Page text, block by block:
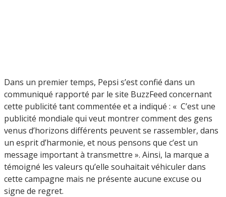
Dans un premier temps, Pepsi s’est confié dans un
communiqué rapporté par le site BuzzFeed concernant
cette publicité tant commentée et a indiqué : « C’est une
publicité mondiale qui veut montrer comment des gens
venus d’horizons différents peuvent se rassembler, dans
un esprit d’harmonie, et nous pensons que c’est un
message important à transmettre ». Ainsi, la marque a
témoigné les valeurs qu’elle souhaitait véhiculer dans
cette campagne mais ne présente aucune excuse ou
signe de regret.